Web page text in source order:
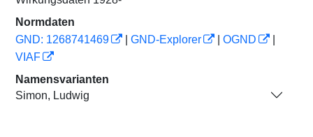
Normdaten
GND: 1268741469
GND-Explorer OGND
VIAF
Namensvarianten
Simon, Ludwig